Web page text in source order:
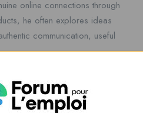
online connections through
he often explores ideas
communication, useful